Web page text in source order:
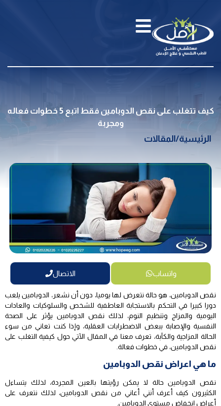
كيف تتغلب على نقص الدوبامين فقط اتبع 5 خطوات فعاله
ومجربة
الرئيسية/المقالات
واتساب الاتصال
نقص الدوبامين، هو حالة نتعرض لها يوميا، دون أن نشعر، الدوبامين يلعب
دورا كبيرا في التحكم بالاستجابة العاطفية للشخص والسلوكيات والعادات
اليومية والمزاج وتنظيم النوم، لذلك نقص الدوبامين يؤثر على الصحة
النفسية والإصابة ببعض الاضطرابات العقلية، وإذا كنت تعاني من سوء
الحالة المزاجية والكآبة، تعرف معنا في المقال الآتي حول كيفية التغلب على
نقص الدوبامين، في خطوات فعالة.
ما هي اعراض نقص الدوبامين
نقص الدوبامين حالة لا يمكن رؤيتها بالعين المجردة، لذلك يتساءل
الكثيرون كيف أعرف أنني أعاني من نقص الدوبامين، لذلك نتعرف على
أعراض انخفاض مستوى الدوبامين.